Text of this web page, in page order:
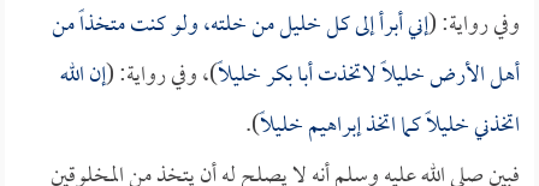
وفي رواية: (إني أبرأ إلى كل خليل من خلته، ولو كنت متخذاً من
أهل الأرض خليلاً لاتخذت أبا بكر خليلاً)، وفي رواية: (إن الله
اتخذني خليلاً كما اتخذ إبراهيم خليلاً).